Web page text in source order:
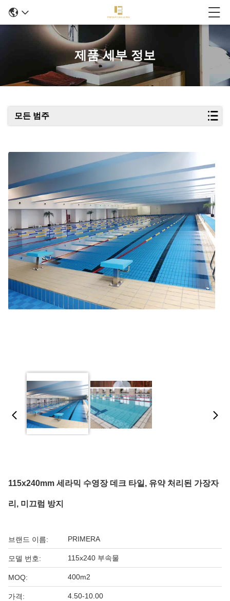
제품 세부 정보
모든 범주
115x240mm 세라믹 수영장 데크 타일, 유약 처리된 가장자
리, 미끄럼 방지
브랜드 이름: PRIMERA
모델 번호: 115x240 부속물
MOQ: 400m2
가격: 4.50-10.00